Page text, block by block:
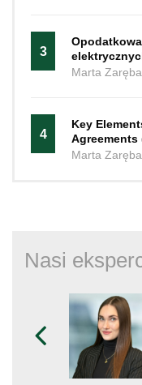
3
Marta Zaręba
4
Key
Agreements
Marta Zaręba
Nasi